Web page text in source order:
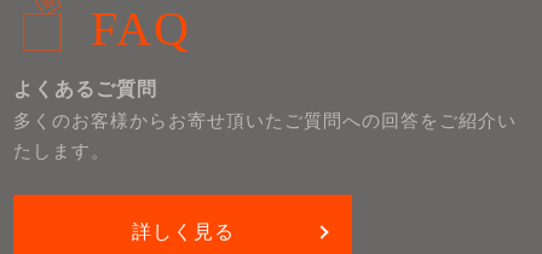
FAQ
よくあるご質問
多くのお客様からお寄せ頂いたご質問への回答をご紹介い
たします。
詳しく見る